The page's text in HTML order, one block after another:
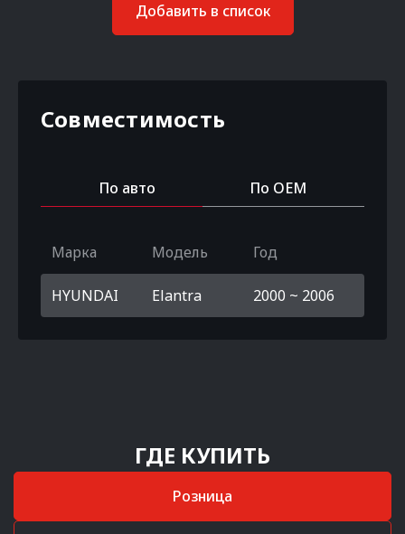
Добавить в список
Совместимость
По авто По OEM
Марка Модель Год
HYUNDAI Elantra 2000 ~ 2006
ГДЕ КУПИТЬ
Розница